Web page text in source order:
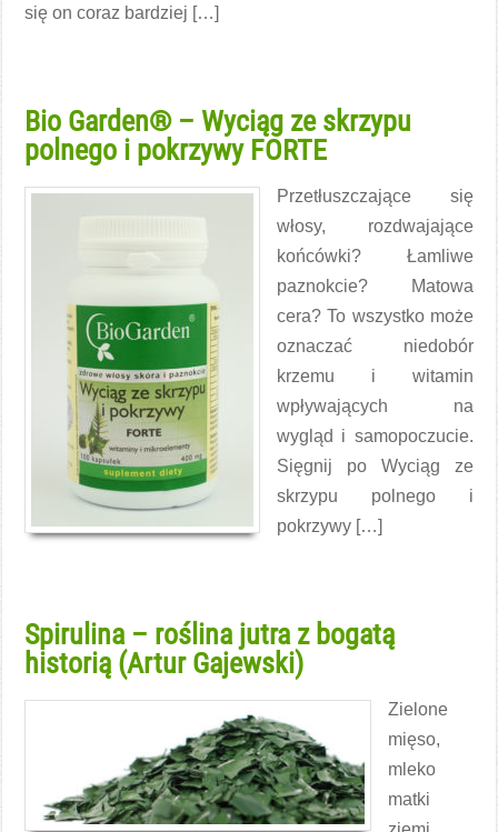
się on coraz bardziej […]
Bio Garden® – Wyciąg ze skrzypu
polnego i pokrzywy FORTE
Przetłuszczające się
włosy, rozdwajające
końcówki? Łamliwe
paznokcie? Matowa
cera? To wszystko może
oznaczać niedobór
krzemu i witamin
wpływających na
wygląd i samopoczucie.
Sięgnij po Wyciąg ze
skrzypu polnego i
pokrzywy […]
Spirulina – roślina jutra z bogatą
historią (Artur Gajewski)
Zielone
mięso,
mleko
matki